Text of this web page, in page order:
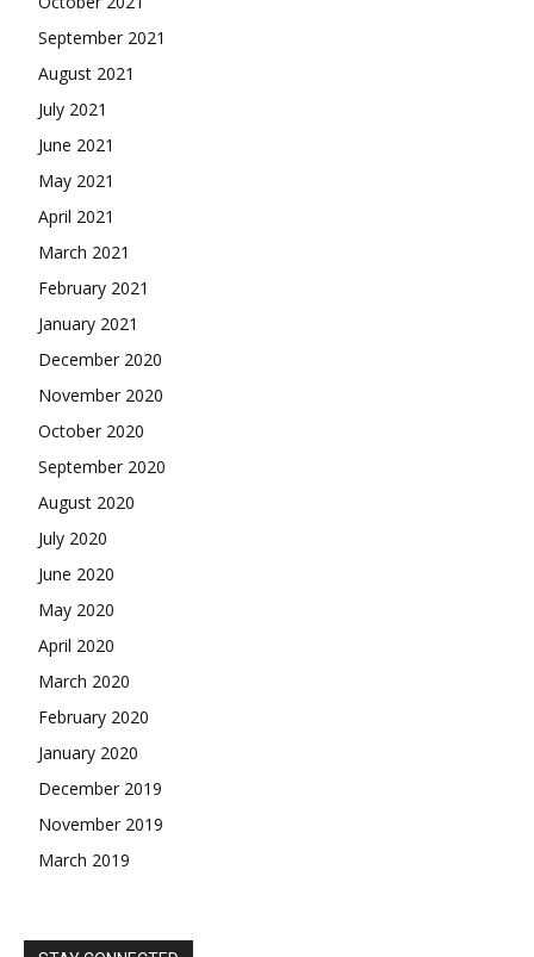
September 2021
August 2021
July 2021
June 2021
May 2021
April 2021
March 2021
February 2021
January 2021
December 2020
November 2020
October 2020
September 2020
August 2020
July 2020
June 2020
May 2020
April 2020
March 2020
February 2020
January 2020
December 2019
November 2019
March 2019